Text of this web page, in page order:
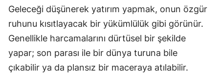
Geleceği düşünerek yatırım yapmak, onun özgür
ruhunu kısıtlayacak bir yükümlülük gibi görünür.
Genellikle harcamalarını dürtüsel bir şekilde
yapar; son parası ile bir dünya turuna bile
çıkabilir ya da plansız bir maceraya atılabilir.